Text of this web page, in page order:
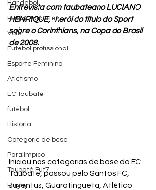
Handebol
Rugby Taubaté
Vôlei
Futebol profissional
Esporte Feminino
Atletismo
EC Taubaté
futebol
História
Categoria de base
Paralímpico
Taubaté Fut7
Rugby
Entrevista com taubateano LUCIANO
HENRIQUE,   herói do título do Sport
sobre o Corinthians, na Copa do Brasil
de 2008.
Iniciou nas categorias de base do EC
Taubaté, passou pelo Santos FC,
Juventus, Guaratinguetá, Atlético